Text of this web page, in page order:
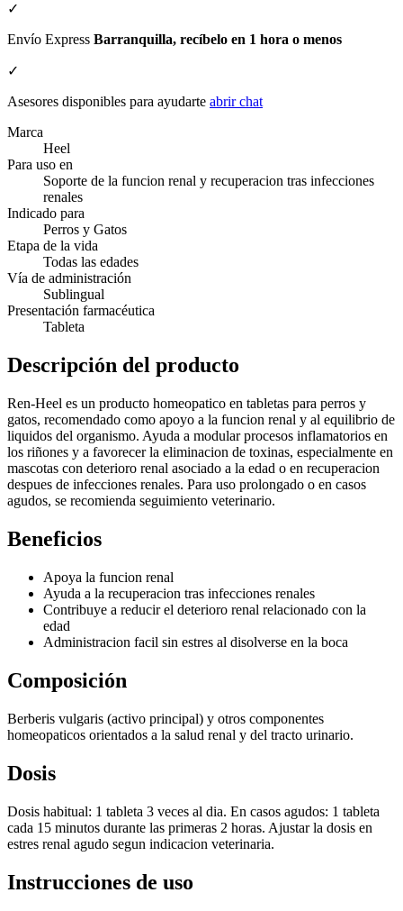
✓
Envío Express Barranquilla, recíbelo en 1 hora o menos
✓
Asesores disponibles para ayudarte abrir chat
Marca
Heel
Para uso en
Soporte de la funcion renal y recuperacion tras infecciones
renales
Indicado para
Perros y Gatos
Etapa de la vida
Todas las edades
Vía de administración
Sublingual
Presentación farmacéutica
Tableta
Descripción del producto
Ren-Heel es un producto homeopatico en tabletas para perros y
gatos, recomendado como apoyo a la funcion renal y al equilibrio de
liquidos del organismo. Ayuda a modular procesos inflamatorios en
los riñones y a favorecer la eliminacion de toxinas, especialmente en
mascotas con deterioro renal asociado a la edad o en recuperacion
despues de infecciones renales. Para uso prolongado o en casos
agudos, se recomienda seguimiento veterinario.
Beneficios
Apoya la funcion renal
Ayuda a la recuperacion tras infecciones renales
Contribuye a reducir el deterioro renal relacionado con la
edad
Administracion facil sin estres al disolverse en la boca
Composición
Berberis vulgaris (activo principal) y otros componentes
homeopaticos orientados a la salud renal y del tracto urinario.
Dosis
Dosis habitual: 1 tableta 3 veces al dia. En casos agudos: 1 tableta
cada 15 minutos durante las primeras 2 horas. Ajustar la dosis en
estres renal agudo segun indicacion veterinaria.
Instrucciones de uso